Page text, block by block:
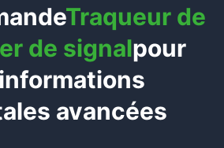
Traqueur de
de signalpour
avancées